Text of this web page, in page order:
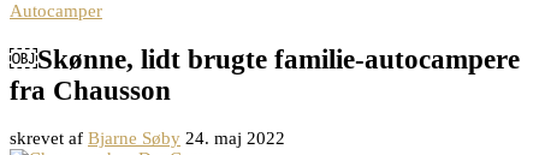
Autocamper
￼Skønne, lidt brugte familie-autocampere
fra Chausson
skrevet af Bjarne Søby 24. maj 2022